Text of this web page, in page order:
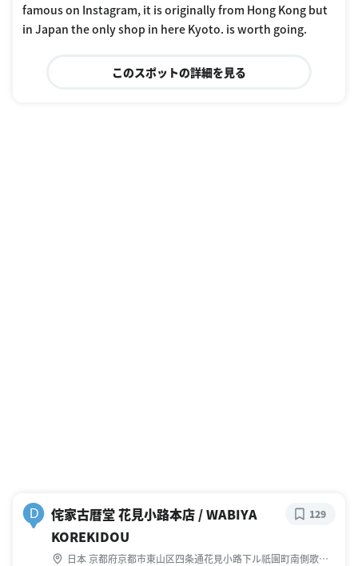
famous on Instagram, it is originally from Hong Kong but
in Japan the only shop in here Kyoto. is worth going.
このスポットの詳細を見る
D
侘家古暦堂 花見小路本店 / WABIYA
KOREKIDOU
日本 京都府京都市東山区四条通花見小路下ル祇園町南側歌舞
129